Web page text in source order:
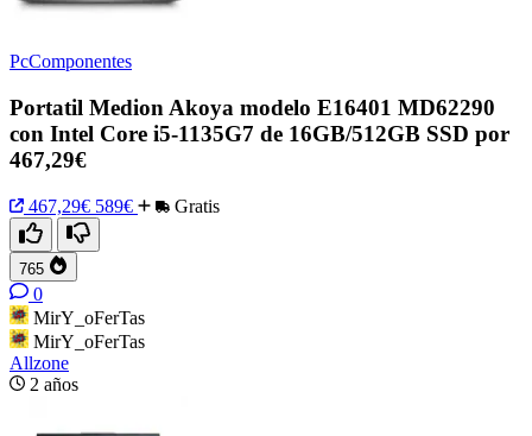
PcComponentes
Portatil Medion Akoya modelo E16401 MD62290
con Intel Core i5-1135G7 de 16GB/512GB SSD por
467,29€
467,29€ 589€ Gratis
765
0
MirY_oFerTas
MirY_oFerTas
Allzone
2 años